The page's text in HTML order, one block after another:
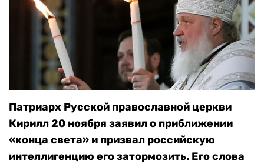
Патриарх Русской православной церкви
Кирилл 20 ноября заявил о приближении
«конца света» и призвал российскую
интеллигенцию его затормозить. Его слова